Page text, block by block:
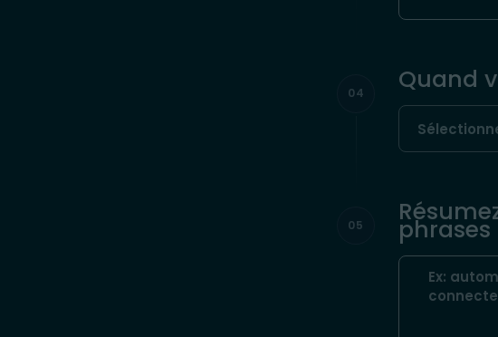
04 Quand
05 phrases